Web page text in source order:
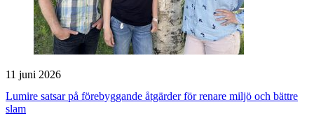
11 juni 2026
Lumire satsar på förebyggande åtgärder för renare miljö och bättre
slam